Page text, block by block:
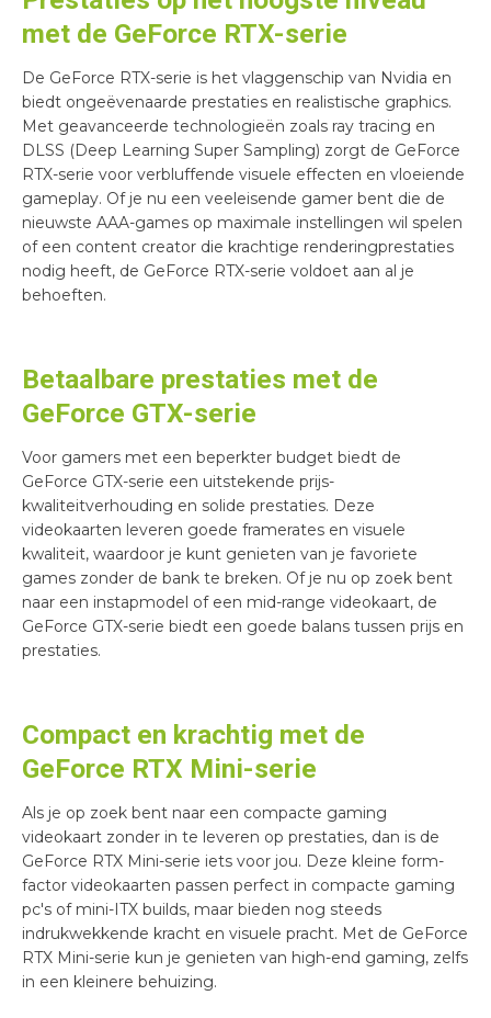
met de GeForce RTX-serie
De GeForce RTX-serie is het vlaggenschip van Nvidia en
biedt ongeëvenaarde prestaties en realistische graphics.
Met geavanceerde technologieën zoals ray tracing en
DLSS (Deep Learning Super Sampling) zorgt de GeForce
RTX-serie voor verbluffende visuele effecten en vloeiende
gameplay. Of je nu een veeleisende gamer bent die de
nieuwste AAA-games op maximale instellingen wil spelen
of een content creator die krachtige renderingprestaties
nodig heeft, de GeForce RTX-serie voldoet aan al je
behoeften.
Betaalbare prestaties met de
GeForce GTX-serie
Voor gamers met een beperkter budget biedt de
GeForce GTX-serie een uitstekende prijs-
kwaliteitverhouding en solide prestaties. Deze
videokaarten leveren goede framerates en visuele
kwaliteit, waardoor je kunt genieten van je favoriete
games zonder de bank te breken. Of je nu op zoek bent
naar een instapmodel of een mid-range videokaart, de
GeForce GTX-serie biedt een goede balans tussen prijs en
prestaties.
Compact en krachtig met de
GeForce RTX Mini-serie
Als je op zoek bent naar een compacte gaming
videokaart zonder in te leveren op prestaties, dan is de
GeForce RTX Mini-serie iets voor jou. Deze kleine form-
factor videokaarten passen perfect in compacte gaming
pc's of mini-ITX builds, maar bieden nog steeds
indrukwekkende kracht en visuele pracht. Met de GeForce
RTX Mini-serie kun je genieten van high-end gaming, zelfs
in een kleinere behuizing.